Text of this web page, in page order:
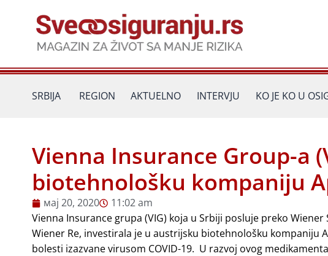
SRBIJA REGION AKTUELNO INTERVJU KO JE KO U
Vienna Insurance Group-a
biotehnološku kompaniju
мај 20, 2020
11:02 am
Vienna Insurance grupa (VIG) koja u Srbiji posluje preko
Wiener Re, investirala je u austrijsku biotehnološku kompaniju
bolesti izazvane virusom COVID-19. U razvoj ovog